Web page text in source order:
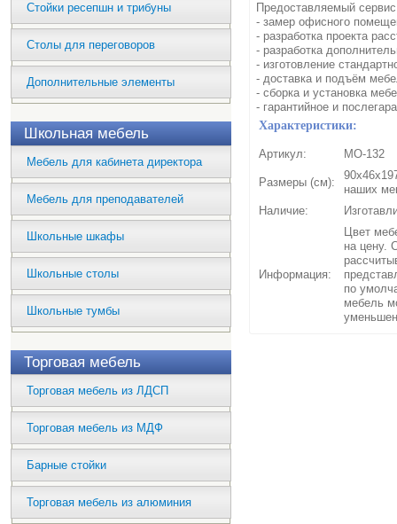
Стойки ресепшн и трибуны
Столы для переговоров
Дополнительные элементы
Школьная мебель
Мебель для кабинета директора
Мебель для преподавателей
Школьные шкафы
Школьные столы
Школьные тумбы
Торговая мебель
Торговая мебель из ЛДСП
Торговая мебель из МДФ
Барные стойки
Торговая мебель из алюминия
Предоставляемый
- замер офисного
- разработка проекта
- разработка
- изготовление
- доставка и подъём
- сборка и установка
- гарантийное и
Характеристики:
Артикул: МО-132
Размеры (см):
наших
Наличие:
Информация:
Цвет
на цену.
по
мебель